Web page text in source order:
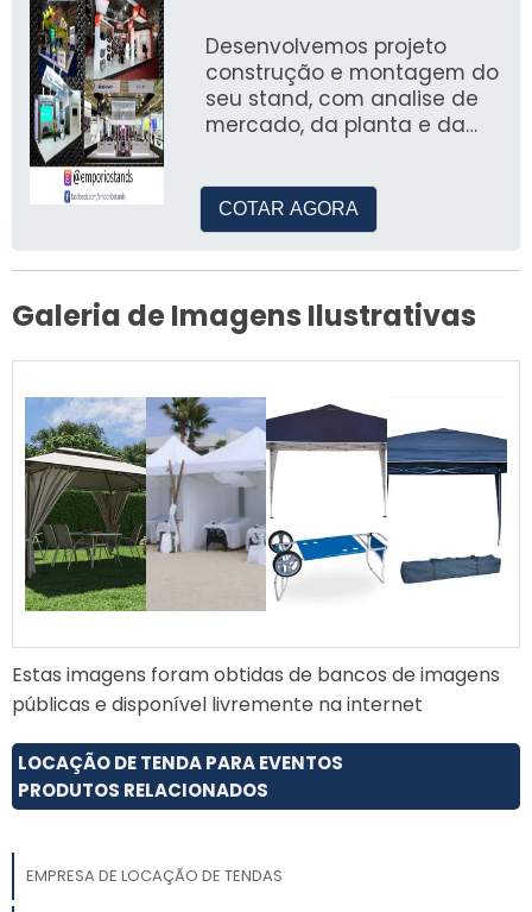
inibidor de UV.
Desenvolvemos projeto
construção e montagem do
seu stand, com analise de
mercado, da planta e da
assertividade na
participação nos principais
COTAR AGORA
Galeria de Imagens Ilustrativas
Estas imagens foram obtidas de bancos de imagens
públicas e disponível livremente na internet
LOCAÇÃO DE TENDA PARA EVENTOS
PRODUTOS RELACIONADOS
EMPRESA DE LOCAÇÃO DE TENDAS